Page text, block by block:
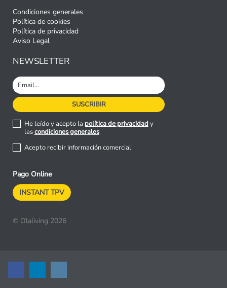
Condiciones generales
Política de cookies
Política de privacidad
Aviso Legal
NEWSLETTER
He leído y acepto la política de privacidady
lascondiciones generales
Acepto recibir información comercial
Pago Online
INSTANT TPV
© Olaliving 2026